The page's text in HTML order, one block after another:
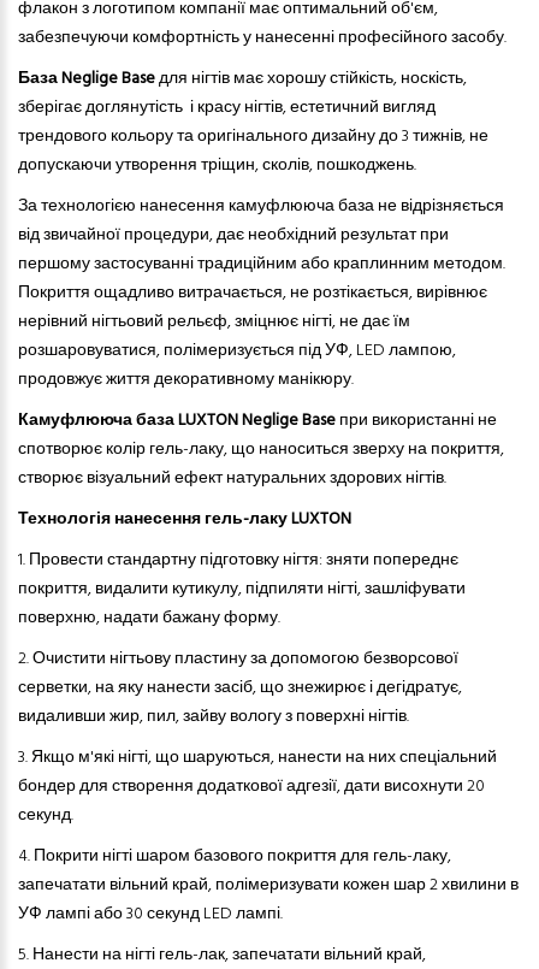
флакон з логотипом компанії має оптимальнийоб'єм,
забезпечуючи комфортність у нанесенні професійного засобу.
БазаNegligeBaseдля нігтів має хорошу стійкість, носкість,
зберігає доглянутість і красу нігтів, естетичний вигляд
трендового кольору та оригінального дизайну до 3 тижнів, не
допускаючи утворення тріщин, сколів, пошкоджень.
За технологією нанесення камуфлююча база не відрізняється
від звичайної процедури, дає необхідний результат при
першому застосуванні традиційнимабо краплинним методом.
Покриття ощадливо витрачається, не розтікається, вирівнює
нерівний нігтьовий рельєф, зміцнює нігті, не дає їм
розшаровуватися, полімеризується під УФ, LED лампою,
продовжує життя декоративному манікюру.
Камуфлююча база LUXTONNegligeBaseпри використанні не
спотворює колір гель-лаку, що наноситься зверху на покриття,
створює візуальний ефект натуральних здорових нігтів.
Технологія нанесення гель-лаку LUXTON
1. Провести стандартну підготовку нігтя: зняти попереднє
покриття, видалити кутикулу, підпиляти нігті, зашліфувати
поверхню, надати бажану форму.
2.Очистити нігтьову пластину за допомогою безворсової
серветки, на яку нанести засіб, що знежирює і дегідратує,
видаливши жир, пил, зайву вологу з поверхні нігтів.
3.Якщо м'які нігті, що шаруються,нанести на них спеціальний
бондер для створення додаткової адгезії, дати висохнути 20
секунд.
4.Покрити нігті шаром базового покриттядля гель-лаку,
запечатати вільний край, полімеризувати кожен шар 2 хвилини в
УФ лампі або 30 секунд LED лампі.
5.Нанести на нігті гель-лак, запечатати вільний край,